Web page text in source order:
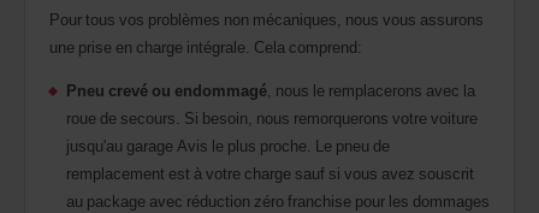
Pour tous vos problèmes non mécaniques, nous vous assurons
une prise en charge intégrale. Cela comprend:
Pneu crevé ou endommagé, nous le remplacerons avec la
roue de secours. Si besoin, nous remorquerons votre voiture
jusqu'au garage Avis le plus proche. Le pneu de
remplacement est à votre charge sauf si vous avez souscrit
au package avec réduction zéro franchise pour les dommages